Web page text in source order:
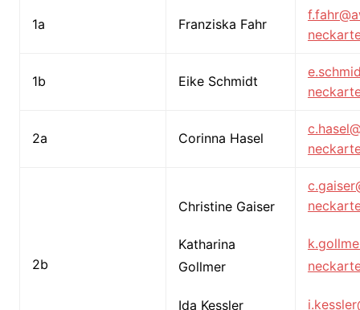
1a Franziska Fahr
1b Eike Schmidt
2a Corinna Hasel
2b
Christine Gaiser
Katharina
Gollmer
Ida Kessler